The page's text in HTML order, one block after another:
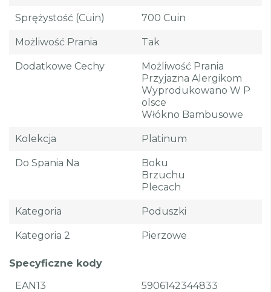
Sprężystość (cuin) 700 Cuin
Możliwość Prania Tak
Dodatkowe Cechy
Możliwość Prania
Przyjazna Alergikom
Wyprodukowano W P
Olsce
Włókno Bambusowe
Kolekcja Platinum
Do Spania Na
Boku
Brzuchu
Plecach
Kategoria Poduszki
Kategoria 2 Pierzowe
Specyficzne kody
EAN13
5906142344833